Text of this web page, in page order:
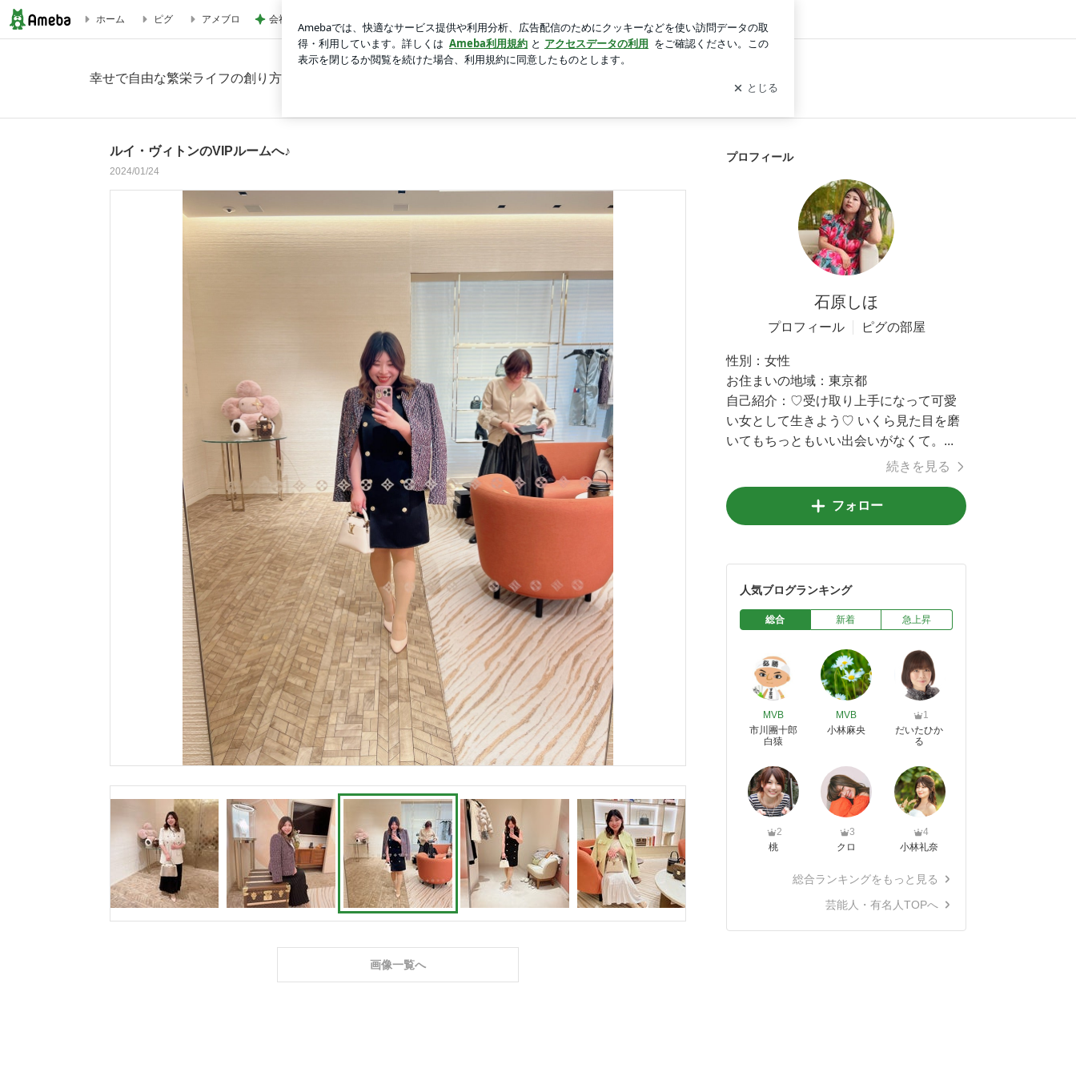
ルイ・ヴィトンのVIPルームへ♪の画像 23枚中16枚目
ホーム ピグ アメブロ 会社で試した快適だった空調服
幸せで自由な繁栄ライフの創り方
ルイ・ヴィトンのVIPルームへ♪
2024/01/24
画像一覧へ
プロフィール
石原しほ
プロフィール ピグの部屋
性別： 女性
お住まいの地域： 東京都
自己紹介： ♡受け取り上手になって可愛
い女として生きよう♡ いくら見た目を磨
いてもちっともいい出会いがなくて。...
続きを見る
フォロー
人気ブログランキング
総合 新着 急上昇
MVB
市川團十郎
白猿
MVB
小林麻央
1
だいたひか
る
2
桃
3
クロ
4
小林礼奈
総合ランキングをもっと見る
芸能人・有名人TOPへ